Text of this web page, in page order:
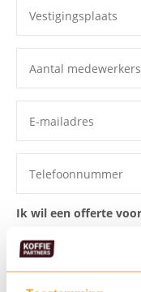
Ik wil een offerte